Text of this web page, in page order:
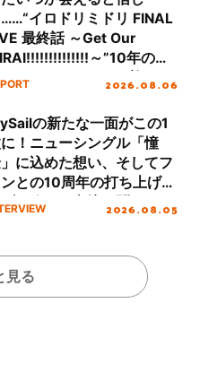
イロドリミドリ FINAL
最終話 ～Get Our
～”10年の活
経てファイナルを迎える
2026.08.06
の新たな一面がこの1
！ニューシングル「憧
に込めた想い、そしてフ
ンとの10周年の打ち上げラ
を終えた心境を聞いた。
2026.08.05
見る